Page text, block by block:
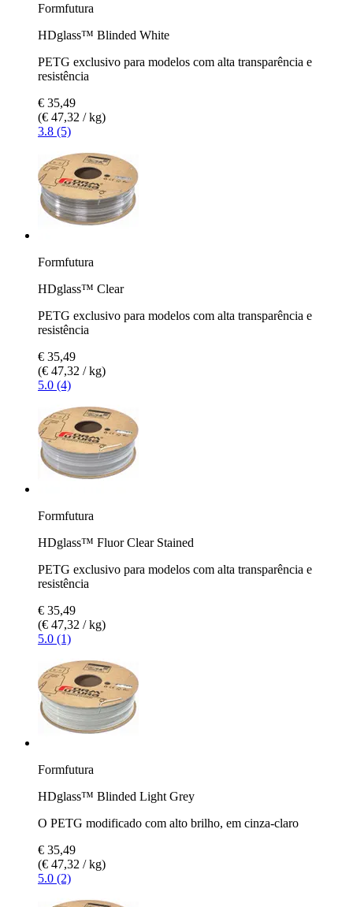
Formfutura
HDglass™ Blinded White
PETG exclusivo para modelos com alta transparência e
resistência
€ 35,49
(€ 47,32 / kg)
3.8 (5)
Formfutura
HDglass™ Clear
PETG exclusivo para modelos com alta transparência e
resistência
€ 35,49
(€ 47,32 / kg)
5.0 (4)
Formfutura
HDglass™ Fluor Clear Stained
PETG exclusivo para modelos com alta transparência e
resistência
€ 35,49
(€ 47,32 / kg)
5.0 (1)
Formfutura
HDglass™ Blinded Light Grey
O PETG modificado com alto brilho, em cinza-claro
€ 35,49
(€ 47,32 / kg)
5.0 (2)